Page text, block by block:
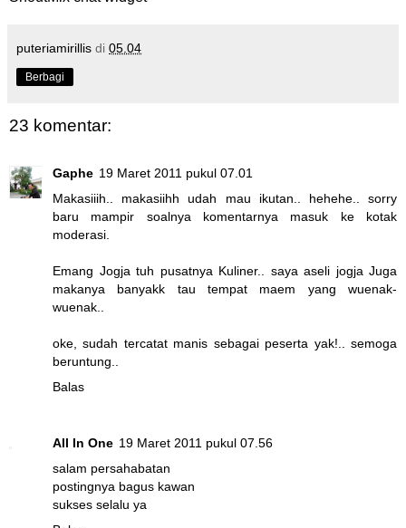
puteriamirillis di 05.04
Berbagi
23 komentar:
Gaphe 19 Maret 2011 pukul 07.01
Makasiiih.. makasiihh udah mau ikutan.. hehehe.. sorry
baru mampir soalnya komentarnya masuk ke kotak
moderasi.
Emang Jogja tuh pusatnya Kuliner.. saya aseli jogja Juga
makanya banyakk tau tempat maem yang wuenak-
wuenak..
oke, sudah tercatat manis sebagai peserta yak!.. semoga
beruntung..
Balas
All In One 19 Maret 2011 pukul 07.56
salam persahabatan
postingnya bagus kawan
sukses selalu ya